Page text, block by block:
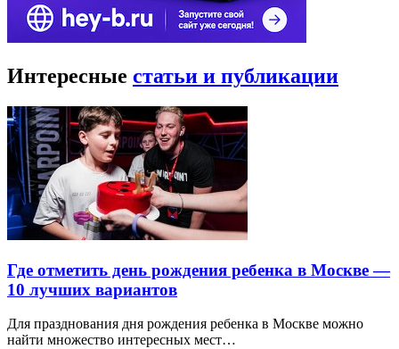
Интересные статьи и публикации
Где отметить день рождения ребенка в Москве —
10 лучших вариантов
Для празднования дня рождения ребенка в Москве можно
найти множество интересных мест…